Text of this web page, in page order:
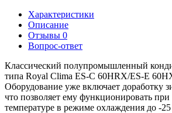
Характеристики
Описание
Отзывы 0
Вопрос-ответ
Классический полупромышленный
типа Royal Clima ES-C 60HRX/ES-E
Оборудование уже включает доработку
что позволяет ему функционировать
температуре в режиме охлаждения до -